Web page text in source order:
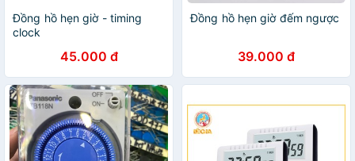
Đồng hồ hẹn giờ - timing
clock
45.000 đ
Đồng hồ hẹn giờ đếm ngược
39.000 đ